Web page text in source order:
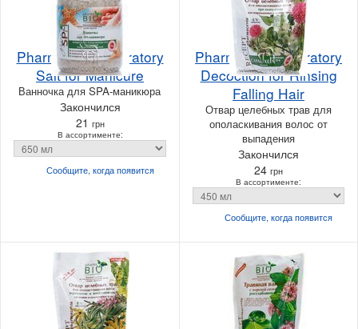
Pharma Bio Laboratory
Salt for Manicure
Ванночка для SPA-маникюра
Закончился
21 грн
В ассортименте:
Сообщите, когдапоявится
Pharma Bio Laboratory
Decoction for Rinsing
Falling Hair
Отвар целебных трав для
ополаскивания волос от
выпадения
Закончился
24 грн
В ассортименте:
Сообщите, когдапоявится